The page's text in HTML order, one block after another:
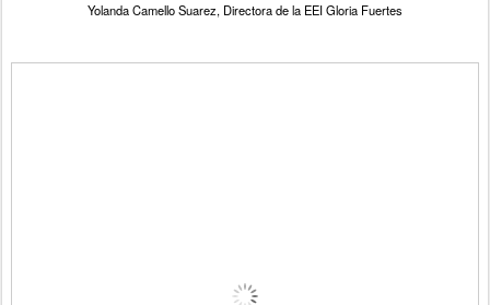
Yolanda Camello Suarez, Directora de la EEI Gloria Fuertes